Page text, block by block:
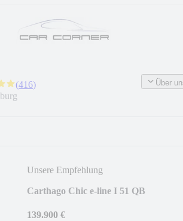
(416)
Über
Unsere Empfehlung
Carthago Chic e-line I 51 QB
139.900 €